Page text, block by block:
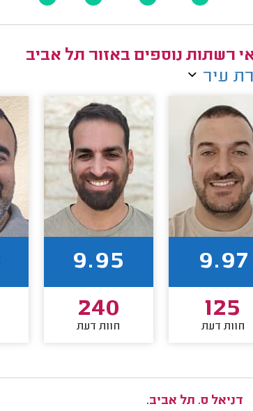
רשתות נוספים באזור תל אביב
עיר
9.97
125
חוות דעת
9.95
240
חוות דעת
דניאל ס. תל אביב.